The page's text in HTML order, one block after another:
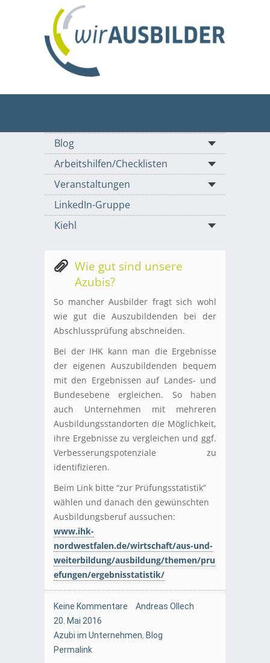
Blog
Arbeitshilfen/Checklisten
Veranstaltungen
LinkedIn-Gruppe
Kiehl
Wie gut sind unsere
Azubis?
So mancher Ausbilder fragt sich wohl
wie gut die Auszubildenden bei der
Abschlussprüfung abschneiden.
Bei der IHK kann man die Ergebnisse
der eigenen Auszubildenden bequem
mit den Ergebnissen auf Landes- und
Bundesebene ergleichen. So haben
auch Unternehmen mit mehreren
Ausbildungsstandorten die Möglichkeit,
ihre Ergebnisse zu vergleichen und ggf.
Verbesserungspotenziale zu
identifizieren.
Beim Link bitte “zur Prüfungsstatistik”
wählen und danach den gewünschten
Ausbildungsberuf aussuchen:
www.ihk-
nordwestfalen.de/wirtschaft/aus-und-
weiterbildung/ausbildung/themen/pru
efungen/ergebnisstatistik/
Keine Kommentare
Andreas Ollech
20. Mai 2016
Azubi im Unternehmen, Blog
Permalink